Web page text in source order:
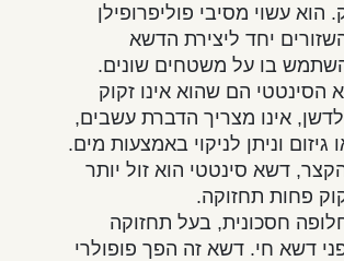
הוא עשוי מסיבי פוליפרופילן
יחד ליצירת הדשא
בו על משטחים שונים.
הסינטטי הם שהוא אינו זקוק
לדשן, אינו מצריך הדברת עשבים,
גיזום וניתן לניקוי באמצעות מים.
דשא סינטטי הוא זול יותר
פחות תחזוקה.
חסכונית, בעל תחזוקה
דשא חי. דשא זה הפך פופולרי